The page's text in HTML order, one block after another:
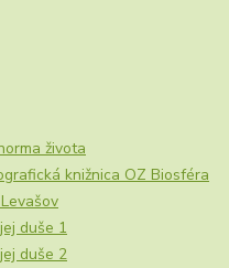
života
knižnica OZ Biosféra
duše 1
duše 2